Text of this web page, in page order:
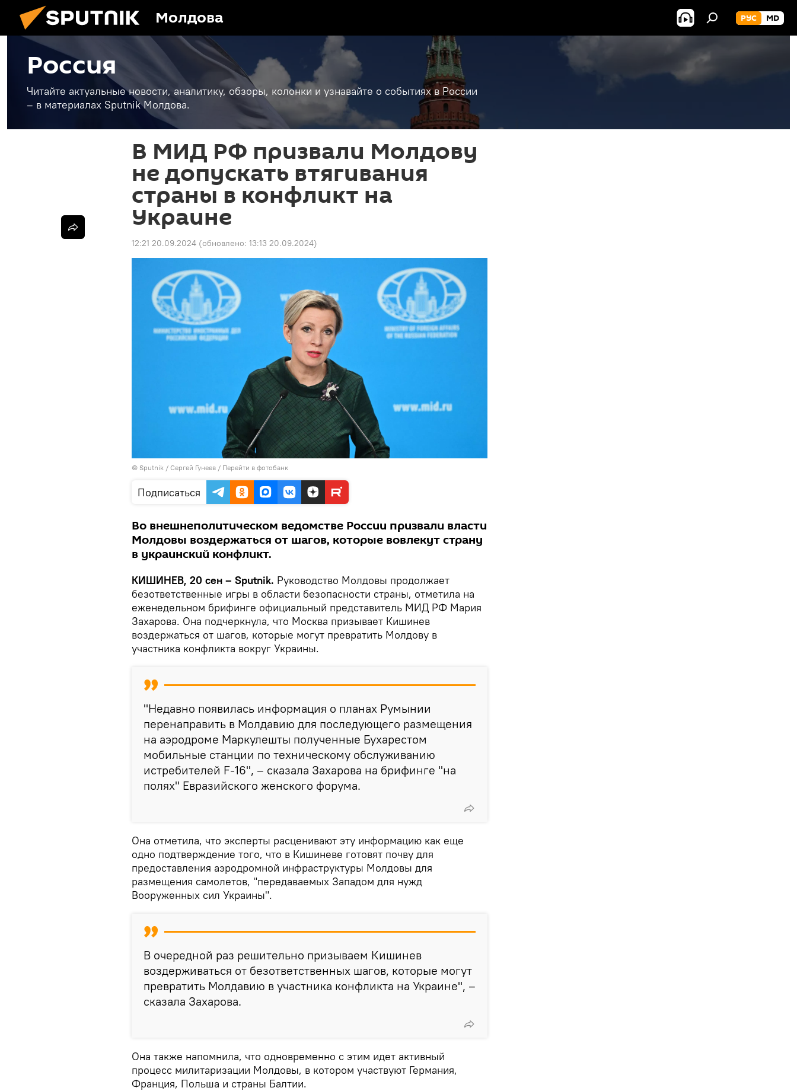
Молдова РУС MD
Россия
Читайте актуальные новости, аналитику, обзоры, колонки и узнавайте о событиях в России
– в материалах Sputnik Молдова.
В МИД РФ призвали Молдову
не допускать втягивания
страны в конфликт на
Украине
12:21 20.09.2024 (обновлено: 13:13 20.09.2024)
© Sputnik / Сергей Гунеев / Перейти в фотобанк
Подписаться
Во внешнеполитическом ведомстве России призвали власти
Молдовы воздержаться от шагов, которые вовлекут страну
в украинский конфликт.
КИШИНЕВ, 20 сен – Sputnik. Руководство Молдовы продолжает
безответственные игры в области безопасности страны, отметила на
еженедельном брифинге официальный представитель МИД РФ Мария
Захарова. Она подчеркнула, что Москва призывает Кишинев
воздержаться от шагов, которые могут превратить Молдову в
участника конфликта вокруг Украины.
"Недавно появилась информация о планах Румынии
перенаправить в Молдавию для последующего размещения
на аэродроме Маркулешты полученные Бухарестом
мобильные станции по техническому обслуживанию
истребителей F-16", – сказала Захарова на брифинге "на
полях" Евразийского женского форума.
Она отметила, что эксперты расценивают эту информацию как еще
одно подтверждение того, что в Кишиневе готовят почву для
предоставления аэродромной инфраструктуры Молдовы для
размещения самолетов, "передаваемых Западом для нужд
Вооруженных сил Украины".
В очередной раз решительно призываем Кишинев
воздерживаться от безответственных шагов, которые могут
превратить Молдавию в участника конфликта на Украине", –
сказала Захарова.
Она также напомнила, что одновременно с этим идет активный
процесс милитаризации Молдовы, в котором участвуют Германия,
Франция, Польша и страны Балтии.